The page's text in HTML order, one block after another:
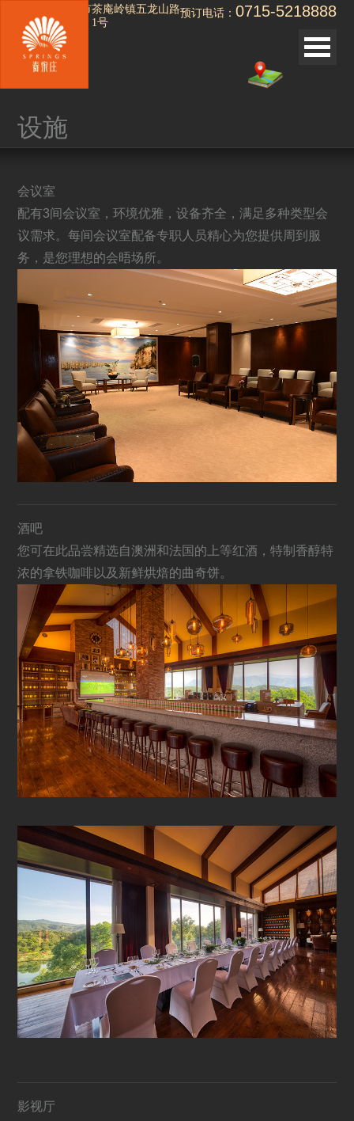
预订电话： 0715-5218888
湖北省赤壁市茶庵岭镇五龙山路
（温泉大道）1号
设施
会议
婚礼
设施
会议室
配有3间会议室，环境优雅，设备齐全，满足多种类型会
议需求。每间会议室配备专职人员精心为您提供周到服
务，是您理想的会晤场所。
酒吧
您可在此品尝精选自澳洲和法国的上等红酒，特制香醇特
浓的拿铁咖啡以及新鲜烘焙的曲奇饼。
影视厅